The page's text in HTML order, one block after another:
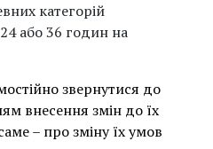
категорій
або 36 годин на
звернутися до
внесення змін до їх
– про зміну їх умов